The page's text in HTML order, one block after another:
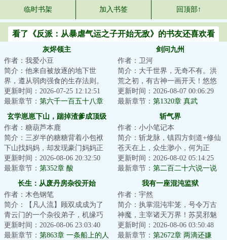
临时书架 加入书签 回顶部↑
看了《反派：从暴虐气运之子开始无敌》的书友还喜欢看
灰烬领主
作者：我爱小豆
简介：他来自被放逐的地下世
界，遵从弱肉强食的生存法则。
他是真理的探索者，是行走在理
智与疯狂边缘的巫...
更新时间：2026-07-25 12:12:51
最新章节： 第六千一百五十八章
惊世一枪！
剑问九州
作者：卫河
简介：大千世界，无奇不有。洪
荒之初，有古神一画开天！悠悠
太古，有百家祖师，笑斩仙人。
蛮荒降临，有大...
更新时间：2026-08-07 00:06:29
最新章节： 第1320章 真武
玄学崽崽下山，踹掉渣爹成顶级
团宠
作者：糖葫芦本鹿
简介：三岁半的糖糖背着小包袱
下山找妈妈，却发现豪门妈妈正
被渣爹PUA，家里还有个鸠占鹊
巢的养女天天找...
更新时间：2026-08-06 20:32:50
最新章节： 第352章 酸
斩气界
作者：小小笔记本
简介：斩龙脉，镇四方剑道+修仙
苍天在上，众生渺小，何为正
义！何为挫折！何为磨难！不过
是浮云吧！仇恨...
更新时间：2026-08-02 05:14:25
最新章节： 第二百二十六说一说
长生：从废丹房杂役开始
作者：木色钢笔
简介：【凡人流】顾双成成为了
青云门的一个杂役弟子，机缘巧
合之下，获得了一颗小树苗。废
丹被小树苗吸收...
更新时间：2026-08-06 23:03:40
最新章节： 第863章 一条船上的人
我有一座混沌监狱
作者：宇然
简介：执掌混沌牢笼，号令万古
神魔，主宰诸天万界！苏昊邪魅
地笑道：“哥也想低调啊，可实力
它不允许啊！...
更新时间：2026-08-06 03:50:48
最新章节： 第2672章 两滴还嫌